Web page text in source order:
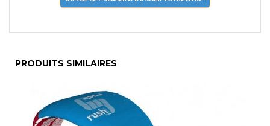
PRODUITS SIMILAIRES